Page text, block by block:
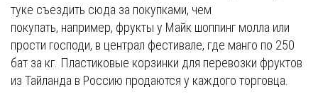
туке съездить сюда за покупками, чем
покупать, например, фрукты у Майк шоппинг молла или
прости господи, в централ фестивале, где манго по 250
бат за кг. Пластиковые корзинки для перевозки фруктов
из Тайланда в Россию продаются у каждого торговца.